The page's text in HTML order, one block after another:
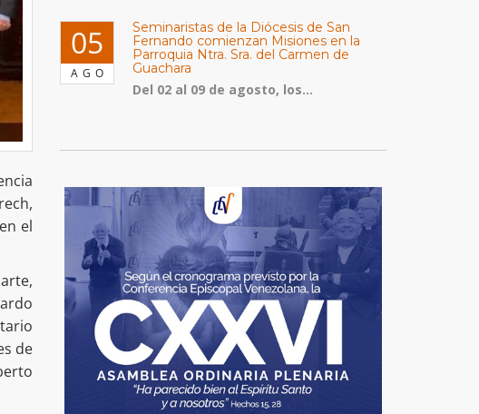
el
de
05
AGO
Seminaristas de la Diócesis de San
Fernando comienzan Misiones en la
Parroquia Ntra. Sra. del Carmen de
Guachara
Del 02 al 09 de agosto, los...